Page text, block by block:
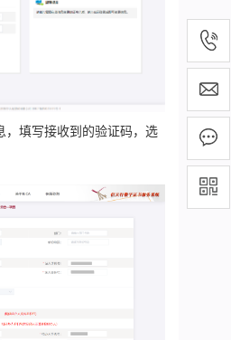
，填写接收到的验证码，选